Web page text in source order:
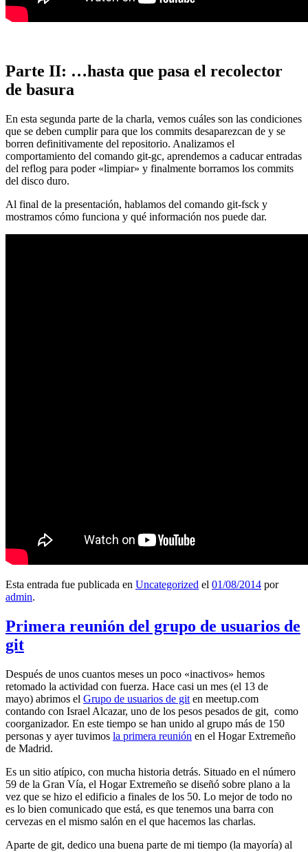
Parte II: …hasta que pasa el recolector
de basura
En esta segunda parte de la charla, vemos cuáles son las condiciones
que se deben cumplir para que los commits desaparezcan de y se
borren definitivamente del repositorio. Analizamos el
comportamiento del comando git-gc, aprendemos a caducar entradas
del reflog para poder «limpiar» y finalmente borramos los commits
del disco duro.
Al final de la presentación, hablamos del comando git-fsck y
mostramos cómo funciona y qué información nos puede dar.
Esta entrada fue publicada en Uncategorized el 01/08/2014 por
admin.
Primera reunión del grupo de usuarios de
git
Después de unos cuantos meses un poco «inactivos» hemos
retomado la actividad con fuerza. Hace casi un mes (el 13 de
mayo) abrimos el Grupo de usuarios de git en meetup.com
contando con Israel Alcazar, uno de los pesos pesados de git, como
coorganizador. En este tiempo se han unido al grupo más de 150
personas y ayer tuvimos la primera reunión en el Hogar Extremeño
de Madrid.
Es un sitio atípico, con mucha historia detrás. Situado en el número
59 de la Gran Vía, el Hogar Extremeño se diseñó sobre plano a la
vez que se hizo el edificio a finales de los 50. Lo mejor de todo no
es lo bien comunicado que está, es que tenemos una barra con
cervezas en el mismo salón en el que hacemos las charlas.
Aparte de git, dedico una buena parte de mi tiempo (la mayoría) al